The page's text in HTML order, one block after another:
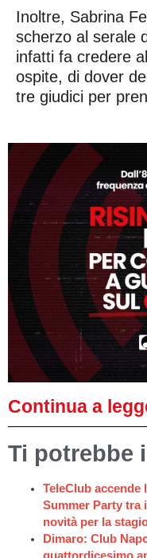
Inoltre, Sabrina
scherzo al serale
infatti fa credere
ospite, di dover
tre giudici per
Continua a
Ti potrebbe
TeleClub accende
Summer Party tra
novità per la
Dimaro: Club
quattordicesimo